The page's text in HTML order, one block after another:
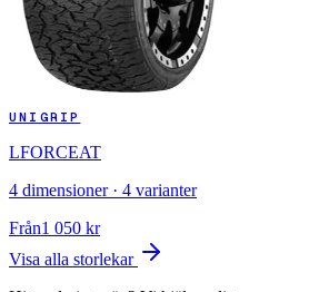
UNIGRIP
LFORCEAT
4 dimensioner · 4 varianter
Från1 050 kr
Visa alla storlekar